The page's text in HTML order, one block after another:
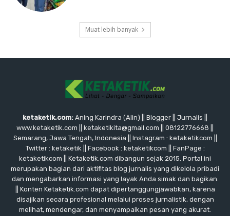
Muat lebih banyak
ketaketik.com: Aning Karindra (Alin) || Blogger || Jurnalis ||
www.ketaketik.com || ketaketikita@gmail.com || 08122776668 ||
Semarang, Jawa Tengah, Indonesia || Instagram : ketaketikcom ||
Twitter : ketaketik || Facebook : ketaketikcom || FanPage :
ketaketikcom || Ketaketik.com dibangun sejak 2015. Portal ini
merupakan bagian dari aktifitas blog jurnalis yang dikelola pribadi
dan mengabarkan informasi yang layak Anda simak dan bagikan.
|| Konten Ketaketik.com dapat dipertanggungjawabkan, karena
disajikan secara profesional melalui proses jurnalistik, dengan
melihat, mendengar, dan menyampaikan pesan yang akurat.